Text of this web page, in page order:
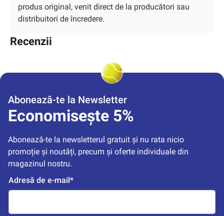
produs original, venit direct de la producători sau
distribuitori de încredere.
Recenzii
Abonează-te la Newsletter
Economisește 5%
Abonează-te la newsletterul gratuit și nu rata nicio
promoție și noutăți, precum și oferte individuale din
magazinul nostru.
Adresă de e-mail*